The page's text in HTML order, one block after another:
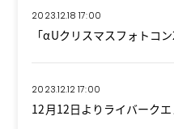
2023.12.18 17:00
「αUクリスマスフォトコ
2023.12.12 17:00
12月12日よりライバーク